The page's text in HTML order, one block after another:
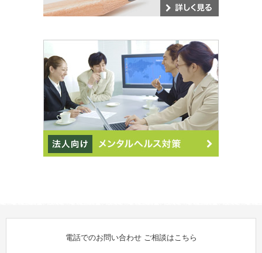
電話でのお問い合わせご相談はこちら